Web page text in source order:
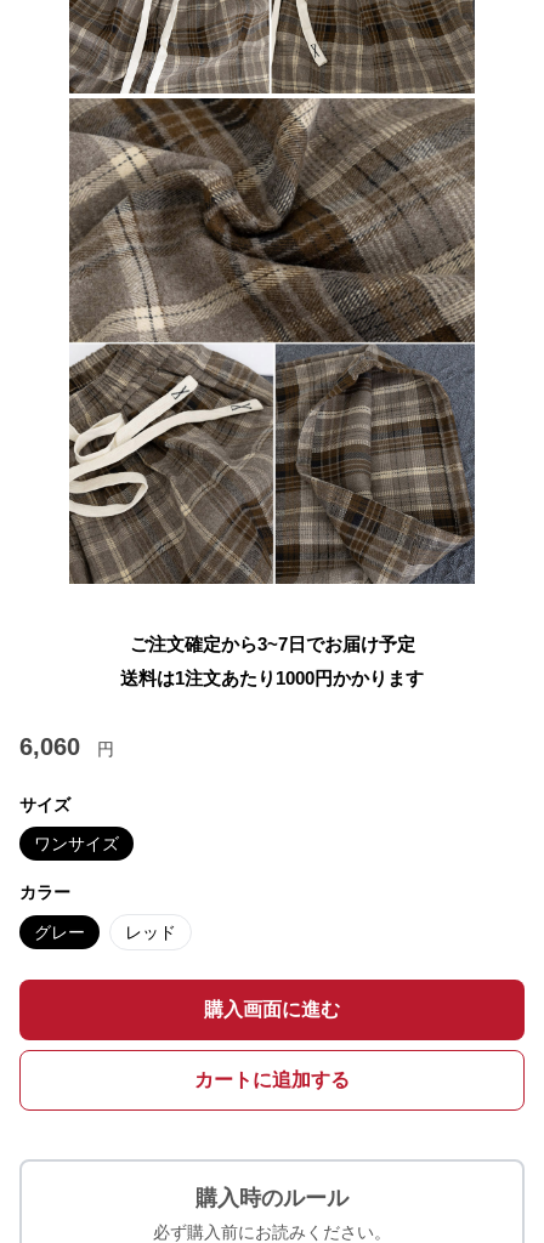
ご注文確定から3~7日でお届け予定
送料は1注文あたり 1000円かかります
6,060 円
サイズ
ワンサイズ
カラー
グレー レッド
購入画面に進む
カートに追加する
購入時のルール
必ず購入前にお読みください。